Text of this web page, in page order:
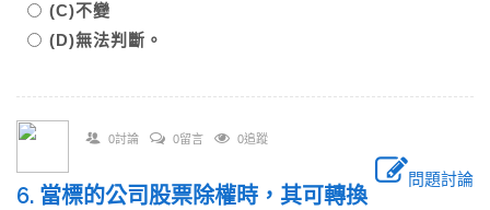
(C)不變
(D)無法判斷。
0討論 0留言 0追蹤
問題討論
6. 當標的公司股票除權時，其可轉換